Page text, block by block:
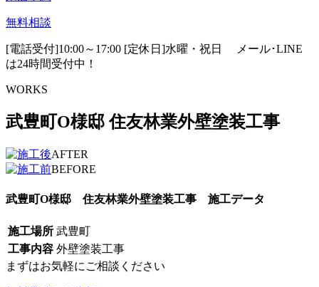
無料相談
[電話受付]10:00～17:00 [定休日]水曜・祝日
メール･LINE
は24時間受付中！
WORKS
武豊町O様邸 住友林業外壁塗装工事
AFTER
BEFORE
武豊町O様邸 住友林業外壁塗装工事 施工データ
施工場所 武豊町
工事内容 外壁塗装工事
まずはお気軽にご相談ください